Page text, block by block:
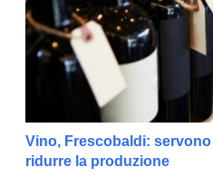
Vino, Frescobaldi:
ridurre la produzione